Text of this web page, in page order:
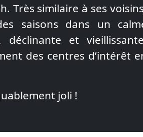
Très similaire à ses
saisons dans un
déclinante et
des centres d’intérêt
joli !